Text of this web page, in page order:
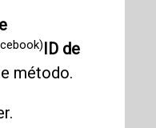
ID de
método.